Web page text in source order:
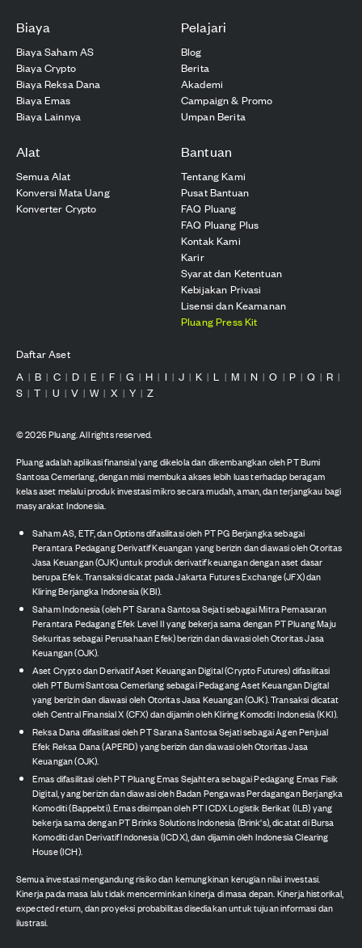
Biaya
Biaya Saham AS
Biaya Crypto
Biaya Reksa Dana
Biaya Emas
Biaya Lainnya
Pelajari
Blog
Berita
Akademi
Campaign & Promo
Umpan Berita
Alat
Semua Alat
Konversi Mata Uang
Konverter Crypto
Bantuan
Tentang Kami
Pusat Bantuan
FAQ Pluang
FAQ Pluang Plus
Kontak Kami
Karir
Syarat dan Ketentuan
Kebijakan Privasi
Lisensi dan Keamanan
Pluang Press Kit
Daftar Aset
A | B | C | D | E | F | G | H | I | J | K | L | M | N | O | P | Q | R |
S | T | U | V | W | X | Y | Z
©2026Pluang. All rights reserved.
Pluang adalah aplikasi finansial yang dikelola dan dikembangkan oleh PT Bumi
Santosa Cemerlang, dengan misi membuka akses lebih luas terhadap beragam
kelas aset melalui produk investasi mikro secara mudah, aman, dan terjangkau bagi
masyarakat Indonesia.
Saham AS, ETF, dan Options difasilitasi oleh PT PG Berjangka sebagai
Perantara Pedagang Derivatif Keuangan yang berizin dan diawasi oleh Otoritas
Jasa Keuangan (OJK) untuk produk derivatif keuangan dengan aset dasar
berupa Efek. Transaksi dicatat pada Jakarta Futures Exchange (JFX) dan
Kliring Berjangka Indonesia (KBI).
Saham Indonesia (oleh PT Sarana Santosa Sejati sebagai Mitra Pemasaran
Perantara Pedagang Efek Level II yang bekerja sama dengan PT Pluang Maju
Sekuritas sebagai Perusahaan Efek) berizin dan diawasi oleh Otoritas Jasa
Keuangan (OJK).
Aset Crypto dan Derivatif Aset Keuangan Digital (Crypto Futures) difasilitasi
oleh PT Bumi Santosa Cemerlang sebagai Pedagang Aset Keuangan Digital
yang berizin dan diawasi oleh Otoritas Jasa Keuangan (OJK). Transaksi dicatat
oleh Central Finansial X (CFX) dan dijamin oleh Kliring Komoditi Indonesia (KKI).
Reksa Dana difasilitasi oleh PT Sarana Santosa Sejati sebagai Agen Penjual
Efek Reksa Dana (APERD) yang berizin dan diawasi oleh Otoritas Jasa
Keuangan (OJK).
Emas difasilitasi oleh PT Pluang Emas Sejahtera sebagai Pedagang Emas Fisik
Digital, yang berizin dan diawasi oleh Badan Pengawas Perdagangan Berjangka
Komoditi (Bappebti). Emas disimpan oleh PT ICDX Logistik Berikat (ILB) yang
bekerja sama dengan PT Brinks Solutions Indonesia (Brink's), dicatat di Bursa
Komoditi dan Derivatif Indonesia (ICDX), dan dijamin oleh Indonesia Clearing
House (ICH).
Semua investasi mengandung risiko dan kemungkinan kerugian nilai investasi.
Kinerja pada masa lalu tidak mencerminkan kinerja di masa depan. Kinerja historikal,
expected return, dan proyeksi probabilitas disediakan untuk tujuan informasi dan
ilustrasi.